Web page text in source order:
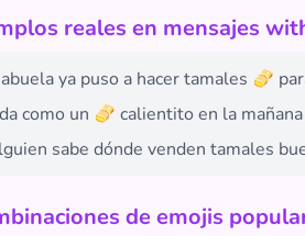
reales en mensajes
ya puso a hacer tamales 🫔
como un 🫔 calientito en la
sabe dónde venden tamales
de emojis